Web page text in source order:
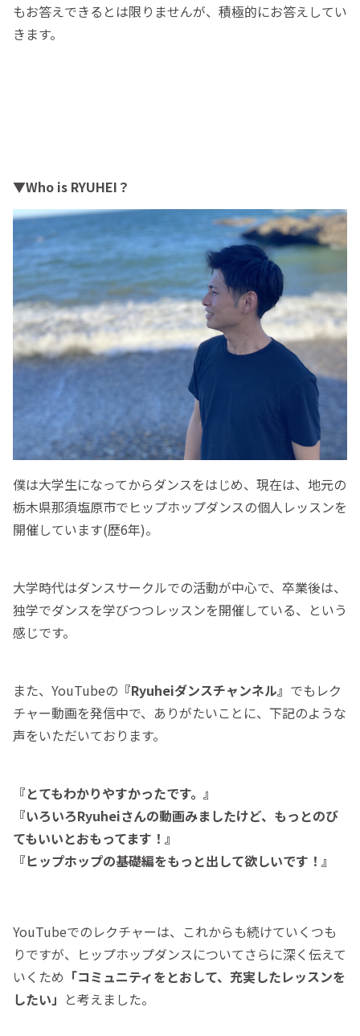
もお答えできるとは限りませんが、積極的にお答えしてい
きます。
▼Who is RYUHEI？
僕は大学生になってからダンスをはじめ、現在は、地元の
栃木県那須塩原市でヒップホップダンスの個人レッスンを
開催しています(歴6年)。
大学時代はダンスサークルでの活動が中心で、卒業後は、
独学でダンスを学びつつレッスンを開催している、という
感じです。
また、YouTubeの 『Ryuheiダンスチャンネル』 でもレク
チャー動画を発信中で、ありがたいことに、下記のような
声をいただいております。
『とてもわかりやすかったです。』
『いろいろRyuheiさんの動画みましたけど、もっとのび
てもいいとおもってます！』
『ヒップホップの基礎編をもっと出して欲しいです！』
YouTubeでのレクチャーは、これからも続けていくつも
りですが、ヒップホップダンスについてさらに深く伝えて
いくため 「コミュニティをとおして、充実したレッスンを
したい 」 と考えました。